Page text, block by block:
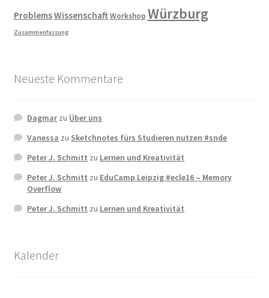
ProblemsWissenschaftWorkshop Würzburg
Zusammenfassung
Neueste Kommentare
Dagmarzu Über uns
Vanessa zu Sketchnotes fürs Studieren nutzen #snde
Peter J. Schmitt zu Lernen und Kreativität
Peter J. Schmitt zu EduCamp Leipzig #ecle16 – Memory
Overflow
Peter J. Schmitt zu Lernen und Kreativität
Kalender